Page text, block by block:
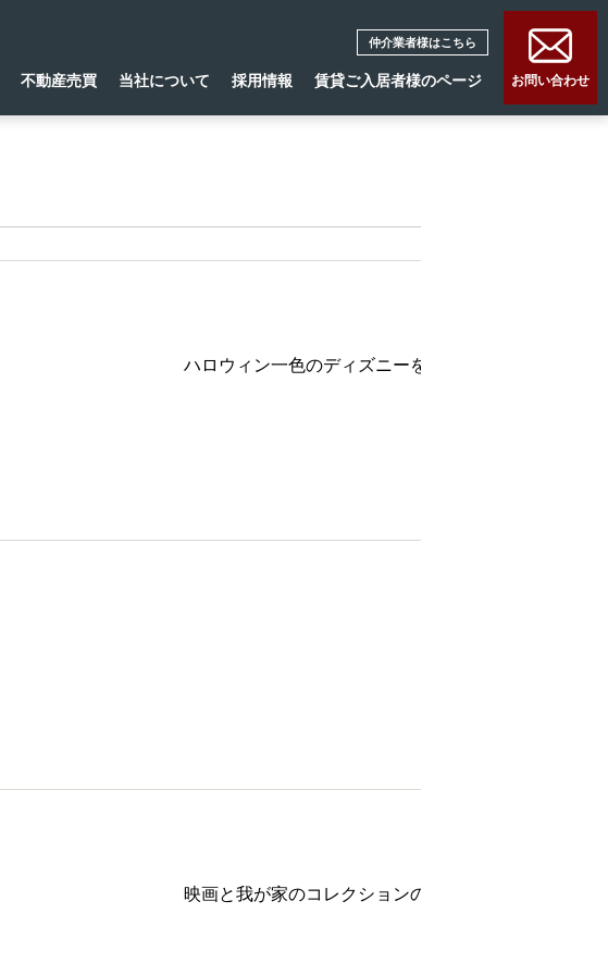
仲介業者様はこちら
不動産売買 当社について 採用情報 賃貸ご入居者様のページ お問い合わせ
ハロウィン一色のディズニーを楽しんできました
映画と我が家のコレクションのお話です